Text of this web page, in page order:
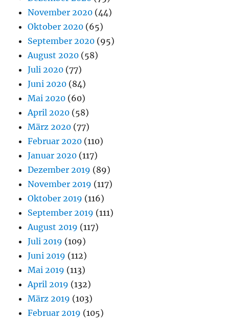
November 2020 (44)
Oktober 2020 (65)
September 2020 (95)
August 2020 (58)
Juli 2020 (77)
Juni 2020 (84)
Mai 2020 (60)
April 2020 (58)
März 2020 (77)
Februar 2020 (110)
Januar 2020 (117)
Dezember 2019 (89)
November 2019 (117)
Oktober 2019 (116)
September 2019 (111)
August 2019 (117)
Juli 2019 (109)
Juni 2019 (112)
Mai 2019 (113)
April 2019 (132)
März 2019 (103)
Februar 2019 (105)